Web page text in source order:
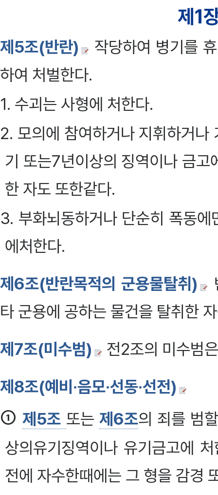
제1
제5조(반란)
작당하여 병기를
하여 처벌한다.
1. 수괴는 사형에 처한다.
2. 모의에 참여하거나 지휘하거
기 또는7년이상의 징역이나 금
한 자도 또한같다.
3. 부화뇌동하거나 단순히 폭동
에처한다.
제6조(반란목적의 군용물탈취)
타 군용에 공하는 물건을 탈취한
제7조(미수범)
전2조의 미수범
제8조(예비·음모·선동·선전)
① 제5조 또는 제6조의 죄를 범
상의유기징역이나 유기금고에
전에 자수한때에는 그 형을 감경